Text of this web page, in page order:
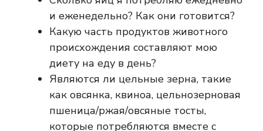
и еженедельно? Как они готовится?
Какую часть продуктов животного
происхождения составляют мою
диету на еду в день?
Являются ли цельные зерна, такие
как овсянка, квиноа, цельнозерновая
пшеница/ржая/овсяные тосты,
которые потребляются вместе с